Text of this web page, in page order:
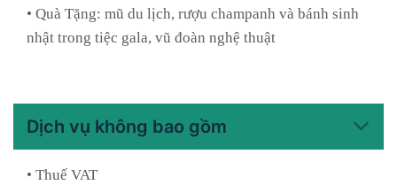
• Quà Tặng: mũ du lịch, rượu champanh và bánh sinh
nhật trong tiệc gala, vũ đoàn nghệ thuật
Dịch vụ không bao gồm
• Thuế VAT